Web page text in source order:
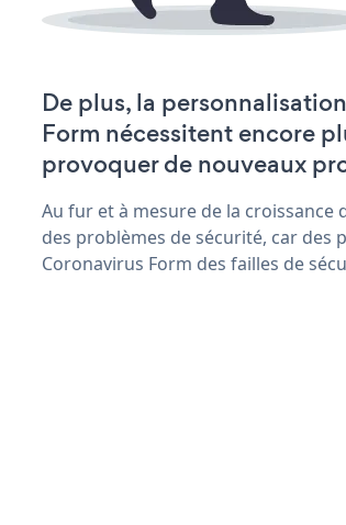
De plus, la
Form nécessitent encore
provoquer de nouveaux
Au fur et à mesure de la
des problèmes de sécurité, car
Coronavirus Form des failles de